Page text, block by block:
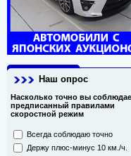
Наш опрос
Насколько точно вы
предписанный правилами
скоростной режим
Всегда соблюдаю точно
Держу плюс-минус 10 км./ч.